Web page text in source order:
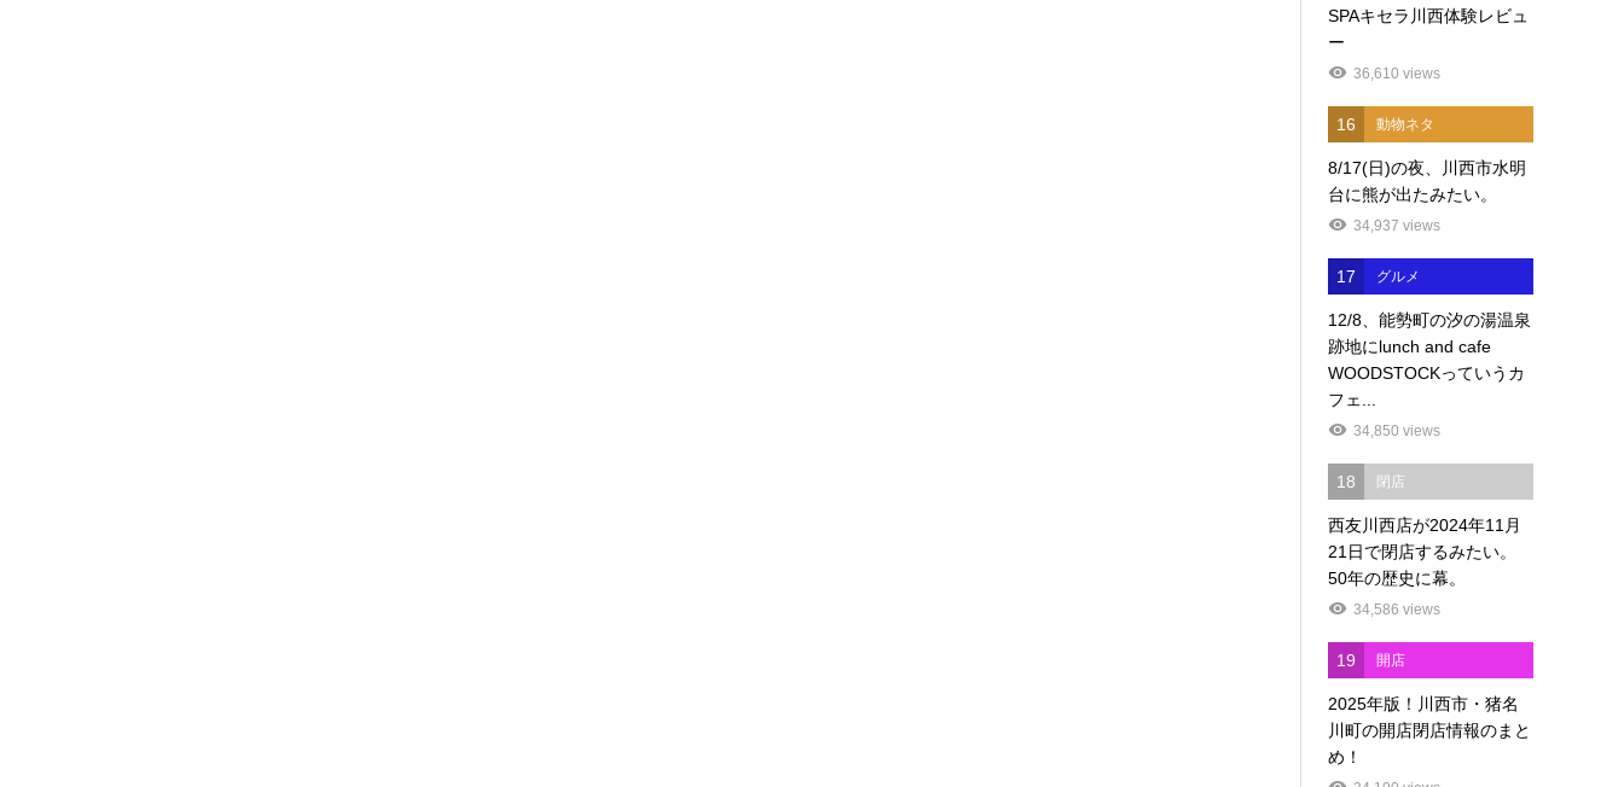
SPAキセラ川西体験レビュ
ー
36,610 views
16 動物ネタ
8/17(日)の夜、川西市水明
台に熊が出たみたい。
34,937 views
17 グルメ
12/8、能勢町の汐の湯温泉
跡地にlunch and cafe
WOODSTOCKっていうカ
フェ...
34,850 views
18 閉店
西友川西店が2024年11月
21日で閉店するみたい。
50年の歴史に幕。
34,586 views
19 開店
2025年版！川西市・猪名
川町の開店閉店情報のまと
め！